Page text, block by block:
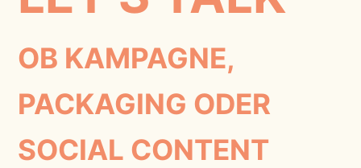
OB KAMPAGNE,
PACKAGING ODER
SOCIAL CONTENT